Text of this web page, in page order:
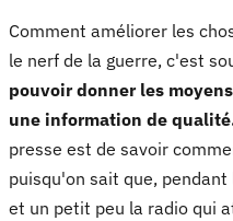
Comment améliorer les
le nerf de la guerre, c'est
pouvoir donner les
une information de
presse est de savoir
puisqu'on sait que,
et un petit peu la radio qui